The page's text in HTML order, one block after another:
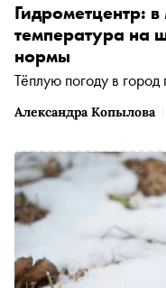
Александра Копылова
Гидрометцентр:
температура на
нормы
Тёплую погоду в